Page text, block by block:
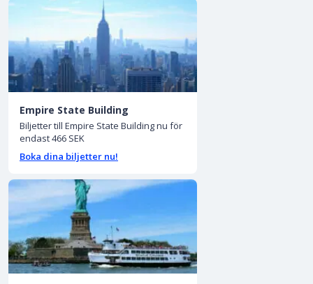
Empire State Building
Biljetter till Empire State Building nu för
endast 466 SEK
Boka dina biljetter nu!